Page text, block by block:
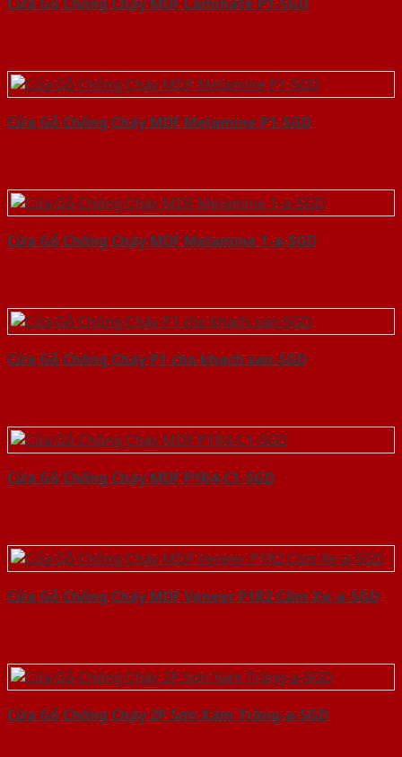
Cửa Gỗ Chống Cháy MDF Melamine P1-SGD
Cửa Gỗ Chống Cháy MDF Melamine 1-a-SGD
Cửa Gỗ Chống Cháy P1 cho khach san-SGD
Cửa Gỗ Chống Cháy MDF P1R4-C1-SGD
Cửa Gỗ Chống Cháy MDF Veneer P1R2 Căm Xe-a-SGD
Cửa Gỗ Chống Cháy 2P Sơn Xám Trắng-a-SGD